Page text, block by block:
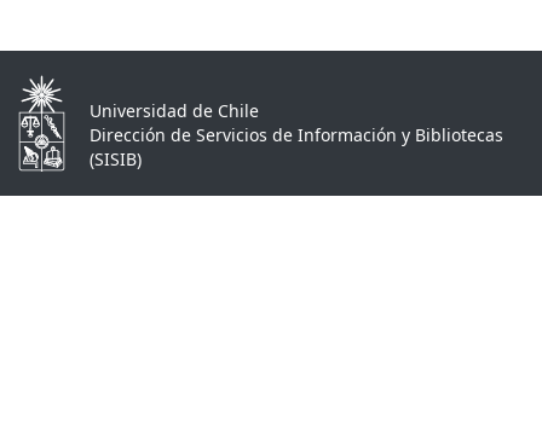
Universidad de Chile
Dirección de Servicios de Información y Bibliotecas
(SISIB)